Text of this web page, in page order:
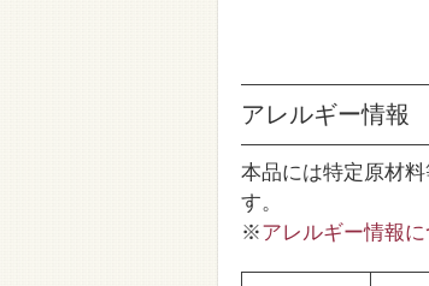
アレルギー情報
本品には特定原材
す。
※アレルギー情報